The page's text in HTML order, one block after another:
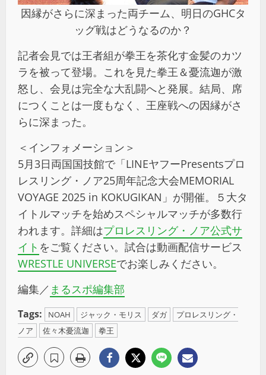
因縁がさらに深まった両チーム、明日のGHCタ
ッグ戦はどうなるのか？
記者会見では王者組が拳王を茶化す金髪のカツ
ラを被って登場。これを見た拳王＆憂流迦が激
怒し、会見は完全な大乱闘へと発展。結局、席
につくことは一度もなく、王座戦への因縁がさ
らに深まった。
＜インフォメーション＞
5月3日両国国技館で「LINEヤフーPresentsプロ
レスリング・ノア25周年記念大会MEMORIAL
VOYAGE 2025 in KOKUGIKAN」が開催。５大タ
イトルマッチを始めスペシャルマッチが多数行
われます。詳細はプロレスリング・ノア公式サ
イト をご覧ください。試合は動画配信サービス
WRESTLE UNIVERSEでお楽しみください。
編集／ まるスポ編集部
Tags: NOAH ジャック・モリス ダガ
プロレスリング・
ノア
佐々木憂流迦 拳王